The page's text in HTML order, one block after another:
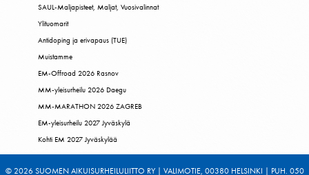
SAUL-Maljapisteet, Maljat, Vuosivalinnat
Ylituomarit
Antidoping ja erivapaus (TUE)
Muistamme
EM-Offroad 2026 Rasnov
MM-yleisurheilu 2026 Daegu
MM-MARATHON 2026 ZAGREB
EM-yleisurheilu 2027 Jyväskylä
Kohti EM 2027 Jyväskylää
© 2026 SUOMEN AIKUISURHEILULIITTO RY | VALIMOTIE, 00380 HELSINKI | PUH. 050